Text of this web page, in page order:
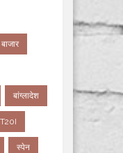
बांग्लादेश
T20I
स्पेन